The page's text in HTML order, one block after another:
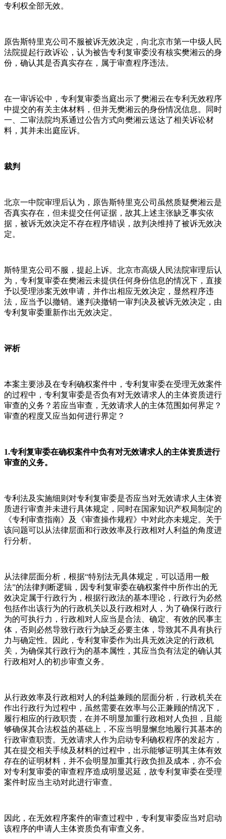
专利权全部无效。
原告斯特里克公司不服被诉无效决定，向北京市第一中级人民
法院提起行政诉讼，认为被告专利复审委没有核实樊湘云的身
份，确认其是否真实存在，属于审查程序违法。
在一审诉讼中，专利复审委当庭出示了樊湘云在专利无效程序
中提交的有关主体材料，但并无樊湘云的身份情况信息。同时
一、二审法院均系通过公告方式向樊湘云送达了相关诉讼材
料，其并未出庭应诉。
裁判
北京一中院审理后认为，原告斯特里克公司虽然质疑樊湘云是
否真实存在，但未提交任何证据，故其上述主张缺乏事实依
据，被诉无效决定不存在程序错误，故判决维持了被诉无效决
定。
斯特里克公司不服，提起上诉。北京市高级人民法院审理后认
为，专利复审委在樊湘云未提供任何身份信息的情况下，直接
予以受理涉案无效申请，并作出相应无效决定，显然程序违
法，应当予以撤销。遂判决撤销一审判决及被诉无效决定，由
专利复审委重新作出无效决定。
评析
本案主要涉及在专利确权案件中，专利复审委在受理无效案件
的过程中，专利复审委是否负有对无效请求人的主体资质进行
审查的义务？若应当审查，无效请求人的主体范围如何界定？
审查的程度又应当如何进行界定？
1.专利复审委在确权案件中负有对无效请求人的主体资质进行
审查的义务。
专利法及实施细则对专利复审委是否应当对无效请求人主体资
质进行审查并未进行具体规定，同时在国家知识产权局制定的
《专利审查指南》及《审查操作规程》中对此亦未规定。关于
该问题可以从法律层面和行政效率及行政相对人利益的角度进
行分析。
从法律层面分析，根据“特别法无具体规定，可以适用一般
法”的法律判断逻辑，因专利复审委在确权案件中所作出的无
效决定属于行政行为，根据行政法的基本理论，行政行为必然
包括作出该行为的行政机关以及行政相对人，为了确保行政行
为的可执行力，行政相对人应当是合法、确定、有效的民事主
体，否则必然导致行政行为缺乏必要主体，导致其不具有执行
力与确定性。因此，专利复审委作为出具无效决定的行政机
关，为确保其行政行为的基本属性，其应当负有法定的确认其
行政相对人的初步审查义务。
从行政效率及行政相对人的利益兼顾的层面分析，行政机关在
作出行政行为过程中，虽然需要在效率与公正兼顾的情况下，
履行相应的行政职责，在并不明显加重行政相对人负担，且能
够确保其合法权益的基础上，不应当明显懈怠地履行其基本的
行政审查职责。无效请求人作为启动专利确权程序的发起方，
其在提交相关手续及材料的过程中，出示能够证明其主体有效
存在的证明材料，并不会明显加重其行政负担及成本，亦不会
对专利复审委的审查程序造成明显迟延，故专利复审委在受理
案件时应当主动对此进行审查。
因此，在无效程序案件的审查过程中，专利复审委应当对启动
该程序的申请人主体资质负有审查义务。